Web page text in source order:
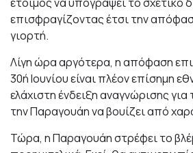
επισφραγίζοντας έτσι την
γιορτή.
Λίγη ώρα αργότερα, η απόφαση
30ή Ιουνίου είναι πλέον επίσημη
ελάχιστη ένδειξη αναγνώρισης για
την Παραγουάη να βουίζει από
Τώρα, η Παραγουάη στρέφει το